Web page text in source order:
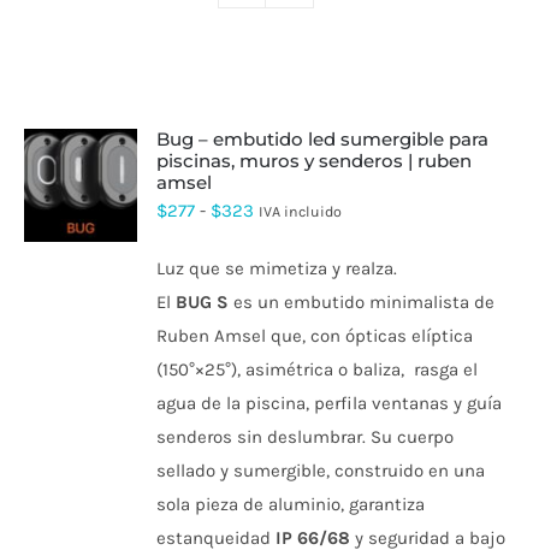
ESTE
PRODUCTO
TIENE
VARIANTES.
bug – embutido led sumergible para
piscinas, muros y senderos | ruben
amsel
$277 - $323 Rango
precios:
desde
$277
hasta
$323
IVA incluido
Luz que se mimetiza y realza.
El BUG S es un embutido minimalista de
Ruben Amsel que, con ópticas elíptica
(150°×25°), asimétrica o baliza, rasga el
agua de la piscina, perfila ventanas y guía
senderos sin deslumbrar. Su cuerpo
sellado y sumergible, construido en una
sola pieza de aluminio, garantiza
estanqueidad IP 66/68 y seguridad a bajo